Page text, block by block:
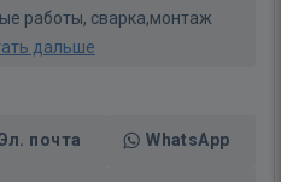
работы, сварка,монтаж
дальше
почта WhatsApp